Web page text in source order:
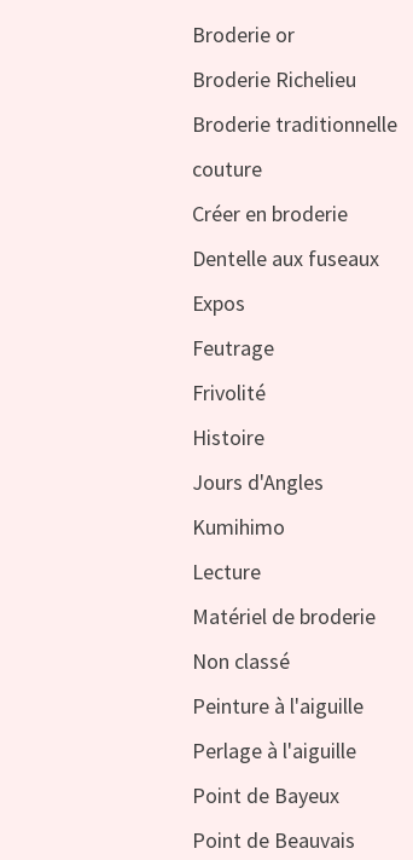
Broderie or
Broderie Richelieu
Broderie traditionnelle
couture
Créer en broderie
Dentelle aux fuseaux
Expos
Feutrage
Frivolité
Histoire
Jours d'Angles
Kumihimo
Lecture
Matériel de broderie
Non classé
Peinture à l'aiguille
Perlage à l'aiguille
Point de Bayeux
Point de Beauvais